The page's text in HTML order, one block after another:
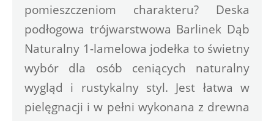
pomieszczeniom charakteru? Deska
podłogowa trójwarstwowa Barlinek Dąb
Naturalny 1-lamelowa jodełka to świetny
wybór dla osób ceniących naturalny
wygląd i rustykalny styl. Jest łatwa w
pielęgnacji i w pełni wykonana z drewna